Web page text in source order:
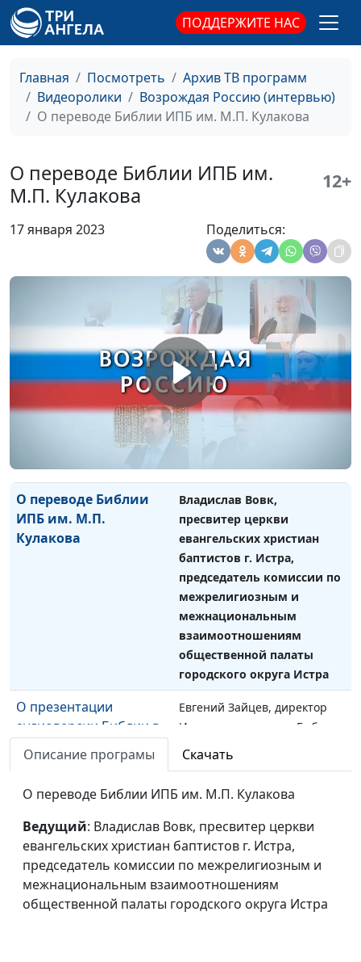
ПОДДЕРЖИТЕ НАС
Главная Посмотреть
Архив ТВ программ
Видеоролики
Возрождая Россию (интервью)
О переводе Библии ИПБ им. М.П. Кулакова
О переводе Библии ИПБ им.
М.П. Кулакова
12+
17 января 2023 Поделиться:
Считаете ли вы
конкурентами других
переводчиков Библии?
Анатолий Руденко,
Российского библейского
общества
Чем является для вас
Александр Терентьев,
взаимодействию с
Президента РФ по
внутренней политике
аудиоверсия Библии?
Владислав Вовк, пресвитер
церкви евангельских
христиан баптистов г.
Истра, председатель
комиссии по
межрелигиозным и
межнациональным
взаимоотношениям
общественной палаты
городского округа Истра
О переводе Библии
ИПБ им. М.П.
Кулакова
Владислав Вовк,
пресвитер церкви
евангельских христиан
баптистов г. Истра,
председатель комиссии по
межрелигиозным и
межнациональным
взаимоотношениям
общественной палаты
городского округа Истра
О презентации
аудиоверсии Библии в
современном русском
переводе
Евгений Зайцев, директор
Института перевода Библии
Как государство
относится к появлению
аудиоверсии Библии?
Олег Гончаров,
Российской ассоциации
защиты религиозной
свободы, член Совета по
религиозными
Описание програмы Скачать
О переводе Библии ИПБ им. М.П. Кулакова
Ведущий: Владислав Вовк, пресвитер церкви
евангельских христиан баптистов г. Истра,
председатель комиссии по межрелигиозным и
межнациональным взаимоотношениям
общественной палаты городского округа Истра